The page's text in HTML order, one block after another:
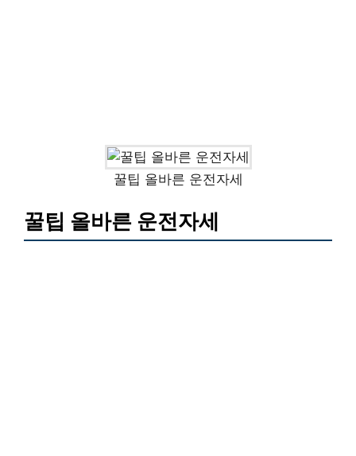
꿀팁 올바른 운전자세
꿀팁 올바른 운전자세